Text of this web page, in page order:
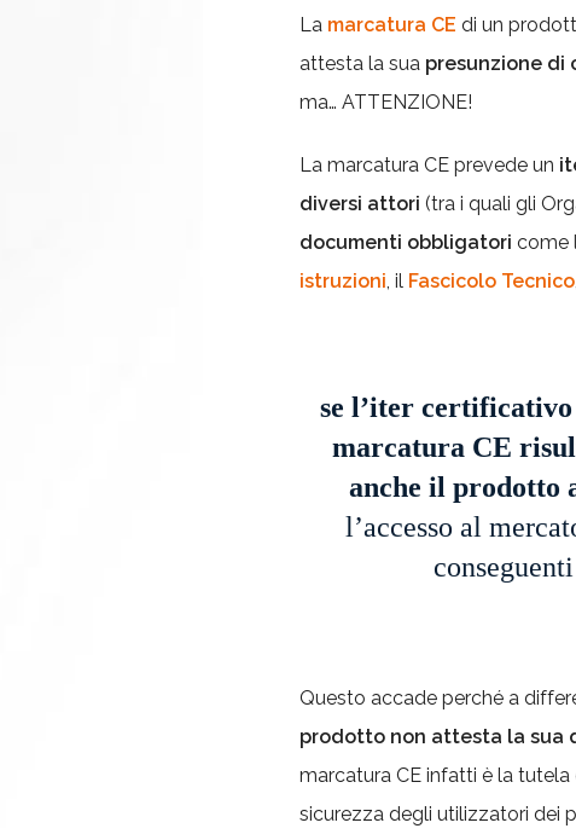
La marcatura CE di un
attesta la sua presunzione di
ma… ATTENZIONE!
La marcatura CE prevede un
diversi attori (tra i quali gli
documenti obbligatori come
istruzioni, il Fascicolo Tecnico
se l’iter certificativo
marcatura CE
anche il prodotto
l’accesso al
Questo accade perché a
prodotto non attesta la sua
marcatura CE infatti è la
sicurezza degli utilizzatori dei